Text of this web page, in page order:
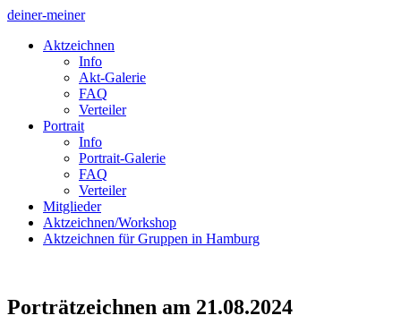
deiner-meiner
Aktzeichnen
Info
Akt-Galerie
FAQ
Verteiler
Portrait
Info
Portrait-Galerie
FAQ
Verteiler
Mitglieder
Aktzeichnen/Workshop
Aktzeichnen für Gruppen in Hamburg
Porträtzeichnen am 21.08.2024